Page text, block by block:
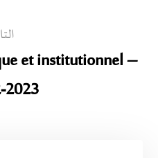
et institutionnel –
2023